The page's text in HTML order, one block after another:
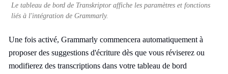
Le tableau de bord de Transkriptor affiche les paramètres et fonctions
liés à l'intégration de Grammarly.
Une fois activé, Grammarly commencera automatiquement à
proposer des suggestions d'écriture dès que vous réviserez ou
modifierez des transcriptions dans votre tableau de bord